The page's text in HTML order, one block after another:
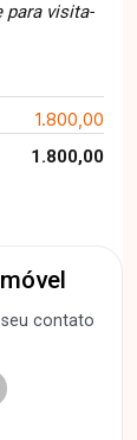
para visita-
1.800,00
1.800,00
contato